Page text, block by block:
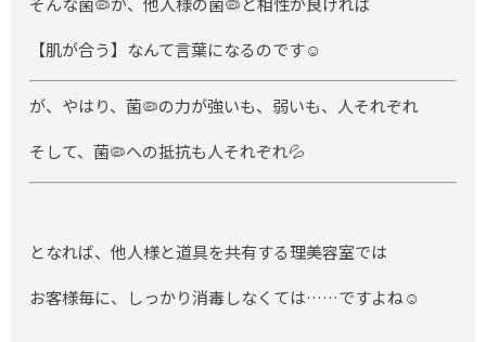
【肌が合う】なんて言葉になるのです☺️
が、やはり、菌🦠の力が強いも、弱いも、人それぞれ
そして、菌🦠への抵抗も人それぞれ💦
となれば、他人様と道具を共有する理美容室では
お客様毎に、しっかり消毒しなくては……ですよね☺️